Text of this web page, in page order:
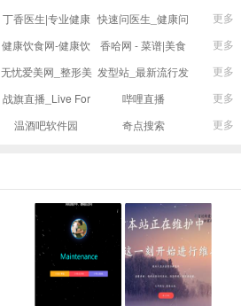
科技新媒体
浪网
丁香医生|专业健康
生活方式平台
快速问医生_健康问
题免费在线咨询专
更多
健康饮食网-健康饮
食食谱_健康饮食小
香哈网 - 菜谱|美食
菜谱|菜谱大全-学做
更多
无忧爱美网_整形美
容门户
发型站_最新流行发
型设计发型图片与
更多
战旗直播_Live For
Gamers丨天生爱
哔哩直播
更多
温酒吧软件园 奇点搜索 更多